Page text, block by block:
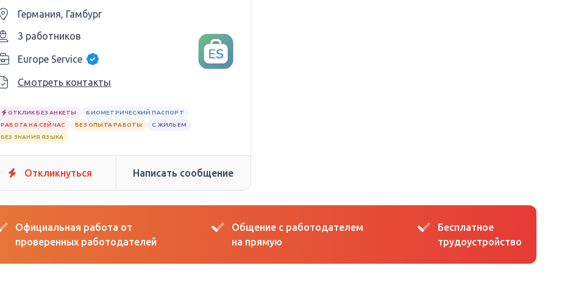
Германия, Гамбург
3 работников
Europe Service
Смотреть контакты
ОТКЛИК БЕЗ АНКЕТЫ
БИОМЕТРИЧЕСКИЙ ПАСПОРТ
РАБОТА НА СЕЙЧАС
БЕЗ ОПЫТА РАБОТЫ
С ЖИЛЬЕМ
БЕЗ ЗНАНИЯ ЯЗЫКА
Откликнуться Написать сообщение
Официальная работа от
проверенных работодателей
Общение с работодателем
на прямую
Бесплатное
трудоустройство